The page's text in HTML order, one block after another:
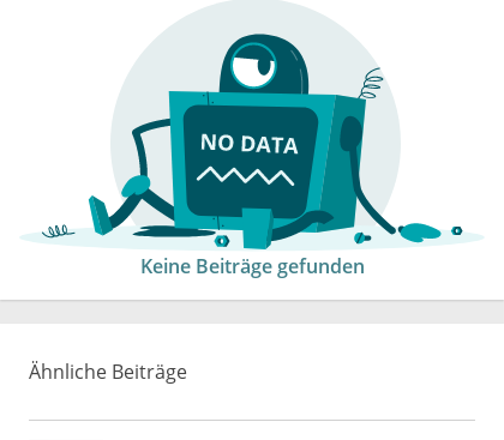
Keine Beiträge gefunden
Ähnliche Beiträge